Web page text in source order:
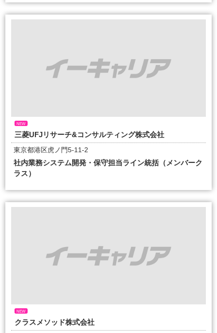
NEW
三菱UFJリサーチ&コンサルティング株式会社
東京都港区虎ノ門5-11-2
社内業務システム開発・保守担当ライン統括（メンバーク
ラス）
NEW
クラスメソッド株式会社